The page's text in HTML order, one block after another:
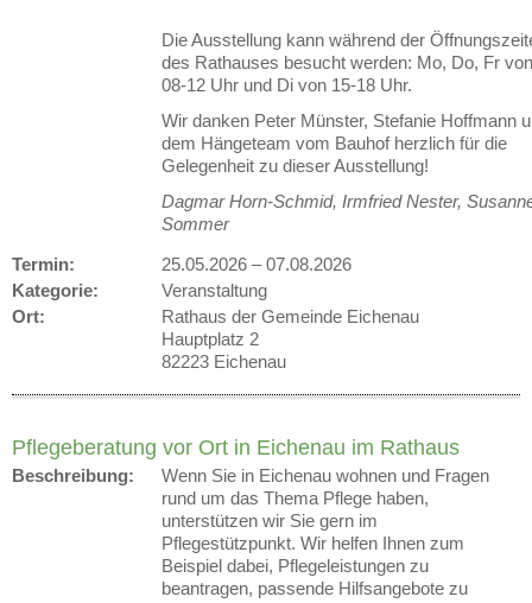
Die Ausstellung kann während der
des Rathauses besucht werden: Mo, Do, Fr von
08-12 Uhr und Di von 15-18 Uhr.
Wir danken Peter Münster, Stefanie Hoffmann
dem Hängeteam vom Bauhof herzlich für die
Gelegenheit zu dieser Ausstellung!
Dagmar Horn-Schmid, Irmfried Nester,
Sommer
Termin:
25.05.2026 –07.08.2026
Kategorie:
Veranstaltung
Ort:
Rathaus der Gemeinde Eichenau
Hauptplatz 2
82223 Eichenau
Pflegeberatung vor Ort in Eichenau im Rathaus
Beschreibung:
Wenn Sie in Eichenau wohnen und Fragen
rund um das Thema Pflege haben,
unterstützen wir Sie gern im
Pflegestützpunkt. Wir helfen Ihnen zum
Beispiel dabei, Pflegeleistungen zu
beantragen, passende Hilfsangebote zu